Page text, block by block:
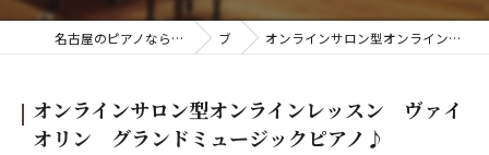
名古屋のピアノならグランドミュージックピアノ株式会社 ブログ オンラインサロン型オンラインレッスン ヴァイオリン グランドミュージックピアノ♪
オンラインサロン型オンラインレッスン ヴァイ
オリン グランドミュージックピアノ♪